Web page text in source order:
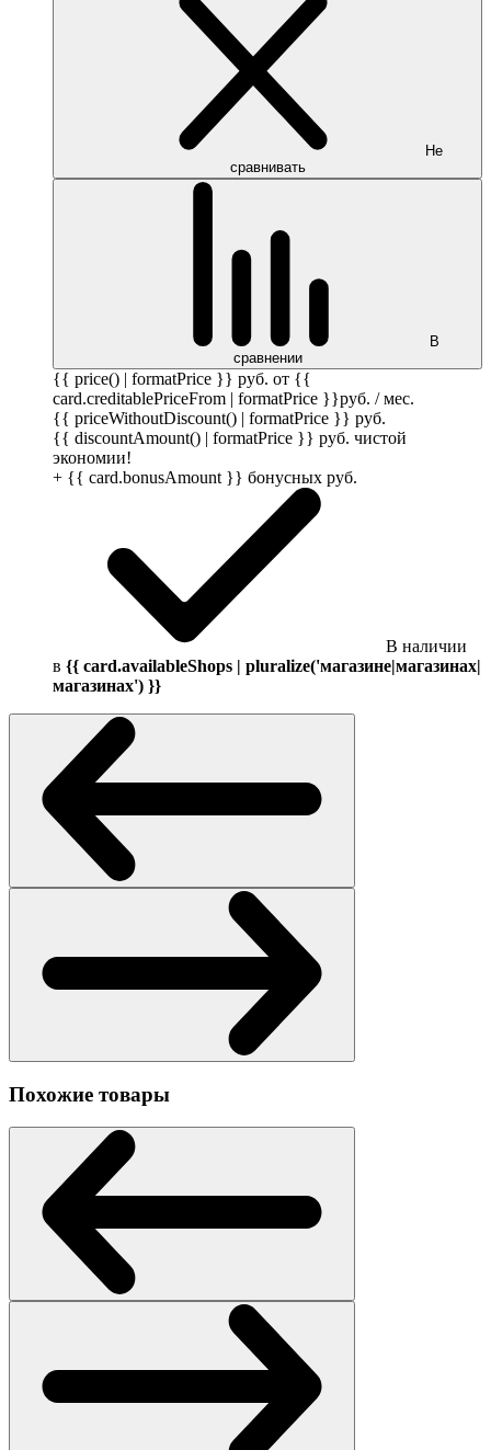
Не
сравнивать
В
сравнении
{{ price() | formatPrice }} руб. от {{
card.creditablePriceFrom | formatPrice }}руб. / мес.
{{ priceWithoutDiscount() | formatPrice }} руб.
{{ discountAmount() | formatPrice }} руб. чистой
экономии!
+ {{ card.bonusAmount }} бонусных руб.
В наличии
в {{ card.availableShops | pluralize('магазине|магазинах|
магазинах') }}
Похожие товары